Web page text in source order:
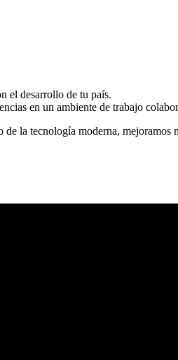
el desarrollo de tu país.
en un ambiente de trabajo
la tecnología moderna, mejoramos